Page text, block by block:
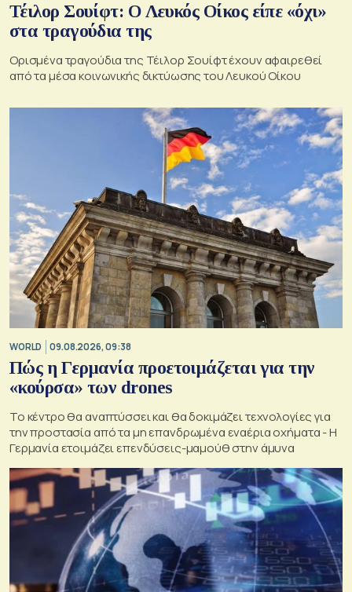
Τέιλορ Σουίφτ: Ο Λευκός Οίκος είπε «όχι»
στα τραγούδια της
Ορισμένα τραγούδια της Τέιλορ Σουίφτ έχουν αφαιρεθεί
από τα μέσα κοινωνικής δικτύωσης του Λευκού Οίκου
WORLD 09.08.2026, 09:38
Πώς η Γερμανία προετοιμάζεται για την
«κούρσα» των drones
Το κέντρο θα αναπτύσσει και θα δοκιμάζει τεχνολογίες για
την προστασία από τα μη επανδρωμένα εναέρια οχήματα - Η
Γερμανία ετοιμάζει επενδύσεις-μαμούθ στην άμυνα